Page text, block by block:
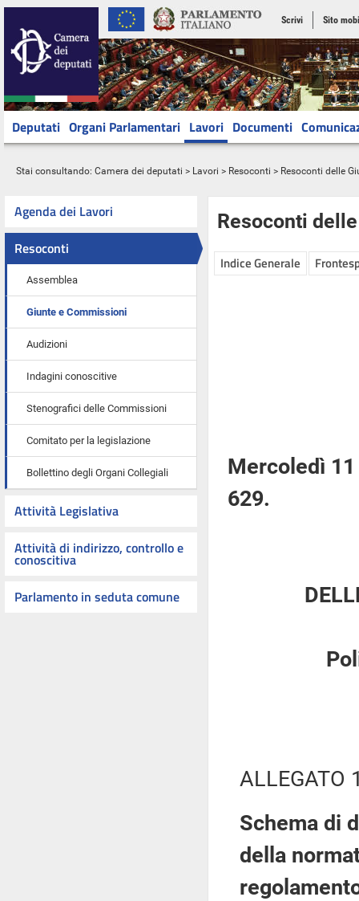
Scrivi Sito
Deputati Organi Parlamentari Lavori Documenti
Stai consultando: Camera dei deputati > Lavori > Resoconti > Resoconti delle
Agenda dei Lavori
Resoconti
Assemblea
Giunte e Commissioni
Audizioni
Indagini conoscitive
Stenografici delle Commissioni
Comitato per la legislazione
Bollettino degli Organi Collegiali
Attività Legislativa
Attività di indirizzo, controllo e
conoscitiva
Parlamento in seduta comune
Resoconti
Indice Generale
Mercoledì
629.
ALLEGATO
Schema di
della